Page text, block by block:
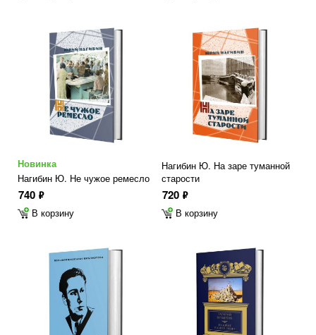
Новинка
Нагибин Ю. Не чужое ремесло
740 ф
В корзину
Нагибин Ю. На заре туманной
старости
720 ф
В корзину